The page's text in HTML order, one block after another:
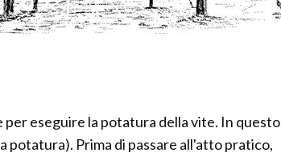
eseguire la potatura della vite. In questo
potatura). Prima di passare all'atto pratico,